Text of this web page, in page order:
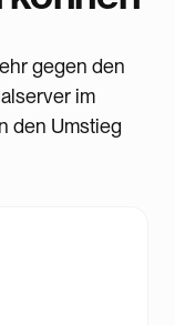
gegen den
im
den Umstieg